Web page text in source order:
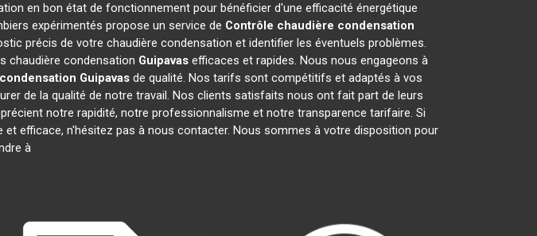
en bon état de fonctionnement pour bénéficier d'une efficacité énergétique
expérimentés propose un service de Contrôle chaudière condensation
précis de votre chaudière condensation et identifier les éventuels problèmes.
chaudière condensation Guipavasefficaces et rapides. Nous nous engageons à
Guipavasde qualité. Nos tarifs sont compétitifs et adaptés à vos
de la qualité de notre travail. Nos clients satisfaits nous ont fait part de leurs
notre rapidité, notre professionnalisme et notre transparence tarifaire. Si
et efficace, n'hésitez pas à nous contacter. Nous sommes à votre disposition pour
à